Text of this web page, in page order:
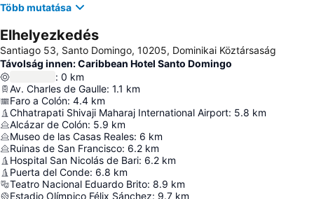
Több mutatása
Elhelyezkedés
Santiago 53, Santo Domingo, 10205, Dominikai Köztársaság
Távolság innen: Caribbean Hotel Santo Domingo
: 0 km
Av. Charles de Gaulle: 1.1 km
Faro a Colón: 4.4 km
Chhatrapati Shivaji Maharaj International Airport: 5.8 km
Alcázar de Colón: 5.9 km
Museo de las Casas Reales: 6 km
Ruinas de San Francisco: 6.2 km
Hospital San Nicolás de Bari: 6.2 km
Puerta del Conde: 6.8 km
Teatro Nacional Eduardo Brito: 8.9 km
Estadio Olímpico Félix Sánchez: 9.7 km